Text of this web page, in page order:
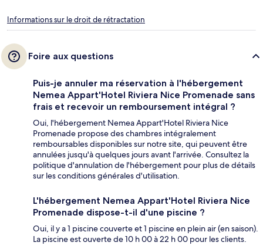
Informations sur le droit de rétractation
Foire aux questions
Puis-je annuler ma réservation à l'hébergement
Nemea Appart'Hotel Riviera Nice Promenade sans
frais et recevoir un remboursement intégral ?
Oui, l'hébergement Nemea Appart'Hotel Riviera Nice
Promenade propose des chambres intégralement
remboursables disponibles sur notre site, qui peuvent être
annulées jusqu'à quelques jours avant l'arrivée. Consultez la
politique d'annulation de l'hébergement pour plus de détails
sur les conditions générales d'utilisation.
L'hébergement Nemea Appart'Hotel Riviera Nice
Promenade dispose-t-il d'une piscine ?
Oui, il y a 1 piscine couverte et 1 piscine en plein air (en saison).
La piscine est ouverte de 10 h 00 à 22 h 00 pour les clients.